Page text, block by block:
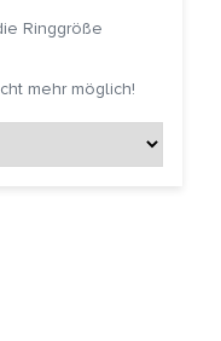
Ringgröße
mehr möglich!